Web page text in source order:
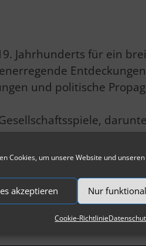
Cookies, um unsere Website und
akzeptieren Nur
Cookie-Richtlinie
Jahrhunderts für ein
und politische
ihrer eigenen
– Teilsammlung